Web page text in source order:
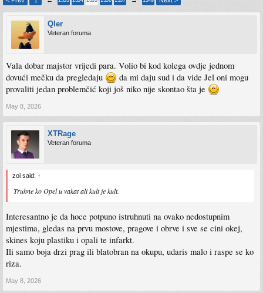
Qler
Veteran foruma
Vala dobar majstor vrijedi para. Volio bi kod kolega ovdje jednom
dovući mečku da pregledaju
da mi daju sud i da vide Jel oni mogu
provaliti jedan problemčić koji još niko nije skontao šta je
May 8, 2026
XTRage
Veteran foruma
zoi said: ↑
Truhne ko Opel u vakat ali kult je kult.
Interesantno je da hoce potpuno istruhnuti na ovako nedostupnim
mjestima, gledas na prvu mostove, pragove i obrve i sve se cini okej,
skines koju plastiku i opali te infarkt.
Ili samo boja drzi prag ili blatobran na okupu, udaris malo i raspe se ko
riza.
May 8, 2026